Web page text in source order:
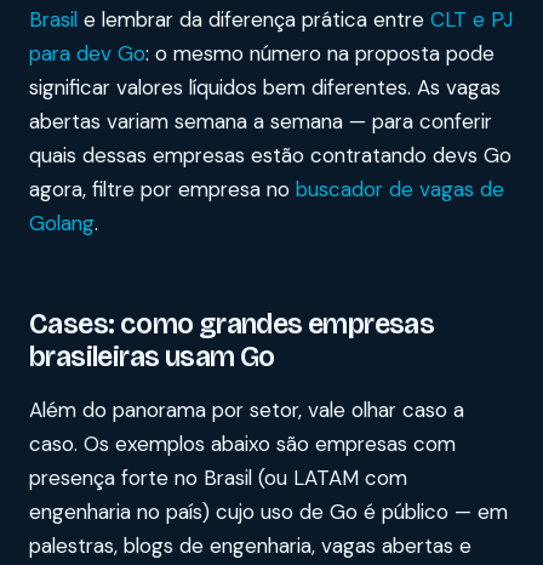
Brasil e lembrar da diferença prática entre CLT e PJ
para dev Go: o mesmo número na proposta pode
significar valores líquidos bem diferentes. As vagas
abertas variam semana a semana — para conferir
quais dessas empresas estão contratando devs Go
agora, filtre por empresa no buscador de vagas de
Golang.
Cases: como grandes empresas
brasileiras usam Go
Além do panorama por setor, vale olhar caso a
caso. Os exemplos abaixo são empresas com
presença forte no Brasil (ou LATAM com
engenharia no país) cujo uso de Go é público — em
palestras, blogs de engenharia, vagas abertas e